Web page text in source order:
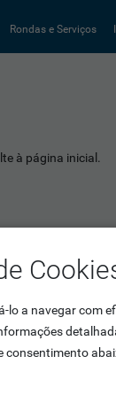
Rondas e Serviços
à página inicial.
lo a navegar com
consentimento